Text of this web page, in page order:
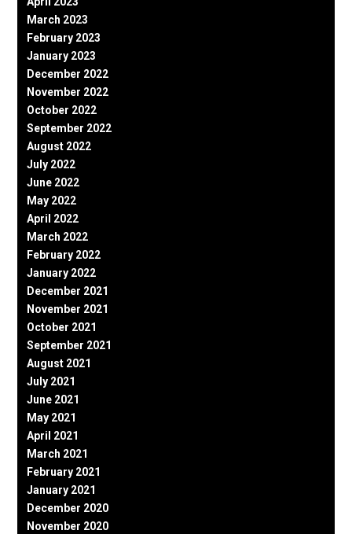
March 2023
February 2023
January 2023
December 2022
November 2022
October 2022
September 2022
August 2022
July 2022
June 2022
May 2022
April 2022
March 2022
February 2022
January 2022
December 2021
November 2021
October 2021
September 2021
August 2021
July 2021
June 2021
May 2021
April 2021
March 2021
February 2021
January 2021
December 2020
November 2020